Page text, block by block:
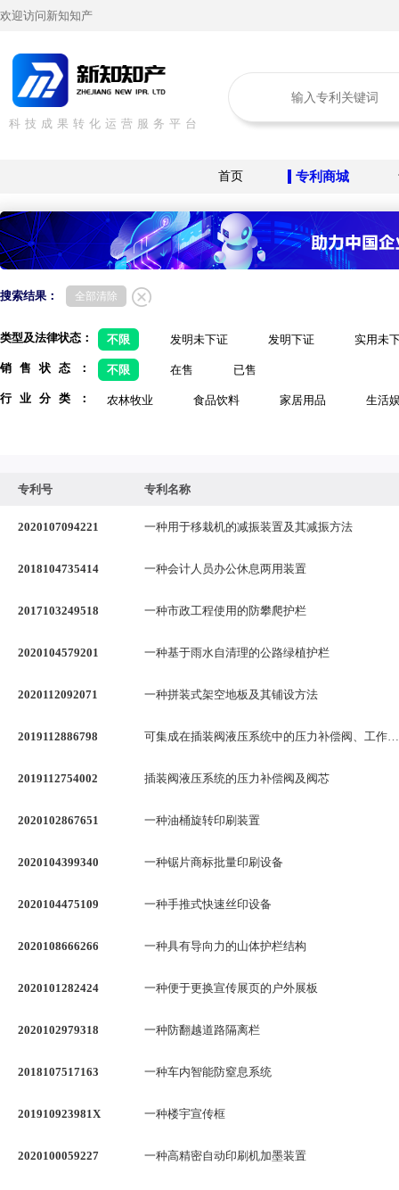
欢迎访问新知知产
科技成果转化运营服务平台
首页 专利商城
搜索结果： 全部清除
类型及法律状态： 不限 发明未下证 发明下证 实用未
销售状态： 不限 在售 已售
行业分类： 农林牧业 食品饮料 家居用品 生活
专利号 专利名称
2020107094221 一种用于移栽机的减振装置及其减振方法
2018104735414 一种会计人员办公休息两用装置
2017103249518 一种市政工程使用的防攀爬护栏
2020104579201 一种基于雨水自清理的公路绿植护栏
2020112092071 一种拼装式架空地板及其铺设方法
2019112886798 可集成在插装阀液压系统中的压力补偿阀、工作方法
2019112754002 插装阀液压系统的压力补偿阀及阀芯
2020102867651 一种油桶旋转印刷装置
2020104399340 一种锯片商标批量印刷设备
2020104475109 一种手推式快速丝印设备
2020108666266 一种具有导向力的山体护栏结构
2020101282424 一种便于更换宣传展页的户外展板
2020102979318 一种防翻越道路隔离栏
2018107517163 一种车内智能防窒息系统
201910923981X 一种楼宇宣传框
2020100059227 一种高精密自动印刷机加墨装置